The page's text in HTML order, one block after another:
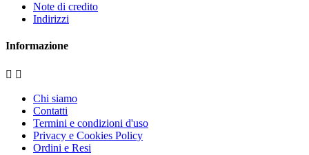
Note di credito
Indirizzi
Informazione
 
Chi siamo
Contatti
Termini e condizioni d'uso
Privacy e Cookies Policy
Ordini e Resi